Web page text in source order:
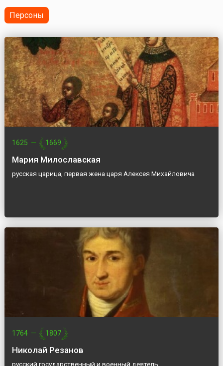
«Королевство II» (...
Персоны
1625 — 1669
Мария Милославская
русская царица, первая жена царя Алексея Михайловича
1764 — 1807
Николай Резанов
русский государственный и военный деятель,